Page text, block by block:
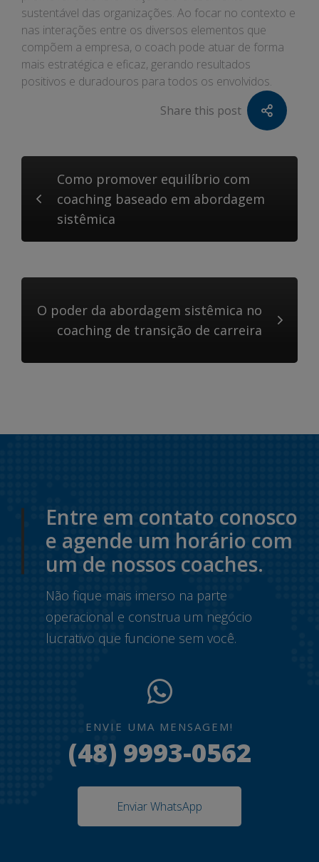
sustentável das organizações. Ao focar no contexto e
nas interações entre os diversos elementos que
compõem a empresa, o coach pode atuar de forma
mais estratégica e eficaz, gerando resultados
positivos e duradouros para todos os envolvidos.
Share this post
Como promover equilíbrio com
coaching baseado em abordagem
sistêmica
O poder da abordagem sistêmica no
coaching de transição de carreira
Entre em contato conosco
e agende um horário com
um de nossos coaches.
Não fique mais imerso na parte
operacional e construa um negócio
lucrativo que funcione sem você.
ENVIE UMA MENSAGEM!
(48) 9993-0562
Enviar WhatsApp